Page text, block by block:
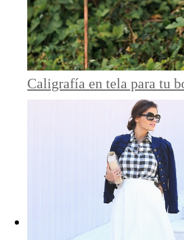
Caligrafía en tela para tu